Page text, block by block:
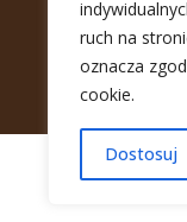
ruch na
oznacza
cookie.
Dostosuj